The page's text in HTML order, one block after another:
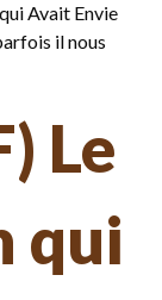
Avait Envie
il nous
Le
qui